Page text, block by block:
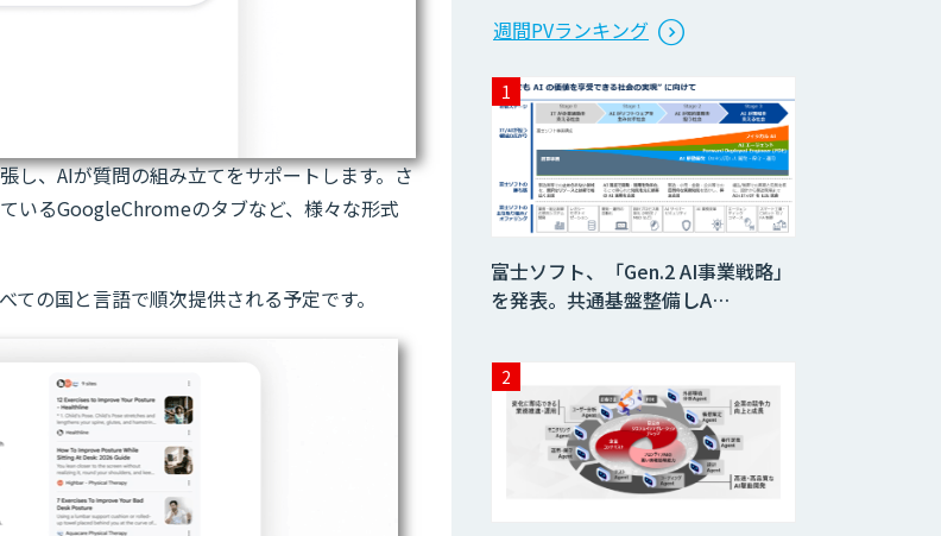
し、AIが質問の組み立てをサポートします。さ
いるGoogleChromeのタブなど、様々な形式
の国と言語で順次提供される予定です。
へ「RAG構築サー
ビス」
Dify構築サービス
CAIWA Service
Qrea
【特許調査特化】
生成AI構築サービ
ス
週間PVランキング
富士ソフト、「Gen.2 AI事業戦略」
を発表。共通基盤整備しA…